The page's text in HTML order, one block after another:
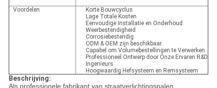
Voordelen
Korte Bouwcyclus
Lage Totale Kosten
Eenvoudige Installatie en Onderhoud
Weerbestendigheid
Corrosiebestendig
ODM & OEM zijn beschikbaar
Capabel om Volumebestellingen te Verwerken
Professioneel Ontwerp door Onze Ervaren R&D
Ingenieurs
Hoogwaardig Hefsysteem en Remsysteem
Beschrijving:
Als professionele fabrikant van straatverlichtingspalen,